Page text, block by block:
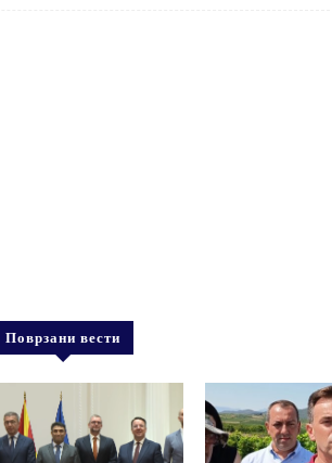
Поврзани вести